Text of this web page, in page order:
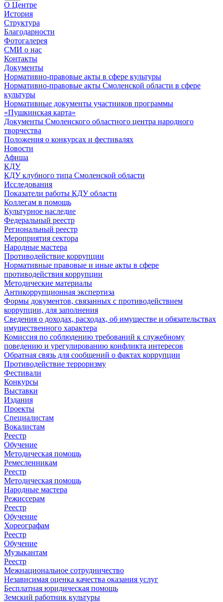
О Центре
История
Структура
Благодарности
Фотогалерея
СМИ о нас
Контакты
Документы
Нормативно-правовые акты в сфере культуры
Нормативно-правовые акты Смоленской области в сфере
культуры
Нормативные документы участников программы
«Пушкинская карта»
Документы Смоленского областного центра народного
творчества
Положения о конкурсах и фестивалях
Новости
Афиша
КДУ
КДУ клубного типа Смоленской области
Исследования
Показатели работы КДУ области
Коллегам в помощь
Культурное наследие
Федеральный реестр
Региональный реестр
Мероприятия сектора
Народные мастера
Противодействие коррупции
Нормативные правовые и иные акты в сфере
противодействия коррупции
Методические материалы
Антикоррупционная экспертиза
Формы документов, связанных с противодействием
коррупции, для заполнения
Сведения о доходах, расходах, об имуществе и обязательствах
имущественного характера
Комиссия по соблюдению требований к служебному
поведению и урегулированию конфликта интересов
Обратная связь для сообщений о фактах коррупции
Противодействие терроризму
Фестивали
Конкурсы
Выставки
Издания
Проекты
Специалистам
Вокалистам
Реестр
Обучение
Методическая помощь
Ремесленникам
Реестр
Методическая помощь
Народные мастера
Режиссерам
Реестр
Обучение
Хореографам
Реестр
Обучение
Музыкантам
Реестр
Межнациональное сотрудничество
Независимая оценка качества оказания услуг
Бесплатная юридическая помощь
Земский работник культуры